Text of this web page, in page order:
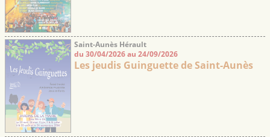
Saint-Aunès Hérault
du 30/04/2026 au 24/09/2026
Les jeudis Guinguette de Saint-Aunès